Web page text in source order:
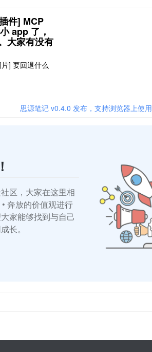
到常用的工作
非正式插件，
件] MCP
app 了，
大家有没有
] 要回退什么
思源笔记 v0.4.0 发布，支持浏览器上使用
区，大家在这里相
奔放的价值观进行
家能够找到与自己
长。